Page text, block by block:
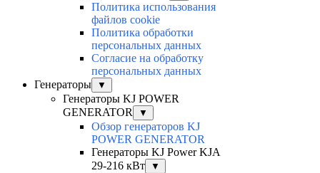
Политика использования
файлов cookie
Политика обработки
персональных данных
Согласие на обработку
персональных данных
Генераторы
▼
Генераторы KJ POWER
GENERATOR
▼
Обзор генераторов KJ
POWER GENERATOR
Генераторы KJ Power KJA
29-216 кВт
▼